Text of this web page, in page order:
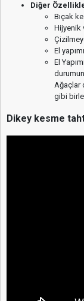
Diğer
Bıçak
Hijyenik
El
El
Ağaçlar
gibi
Dikey kesme